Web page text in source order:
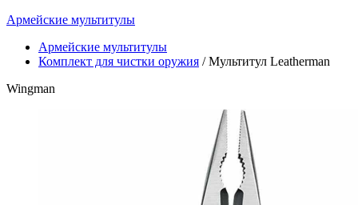
Армейские мультитулы
Армейские мультитулы
Комплект для чистки оружия /Мультитул Leatherman
Wingman